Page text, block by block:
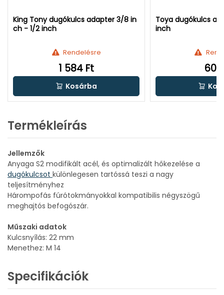
King Tony dugókulcs adapter 3/8 in
ch - 1/2 inch
Rendelésre
1 584 Ft
Kosárba
Toya dugókulcs
inch
Termékleírás
Jellemzők
Anyaga S2 modifikált acél, és optimalizált hőkezelése a
dugókulcsot különlegesen tartóssá teszi a nagy
teljesítményhez
Hárompofás fúrótokmányokkal kompatibilis négyszögű
meghajtós befogószár.
Műszaki adatok
Kulcsnyílás: 22 mm
Menethez: M 14
Specifikációk